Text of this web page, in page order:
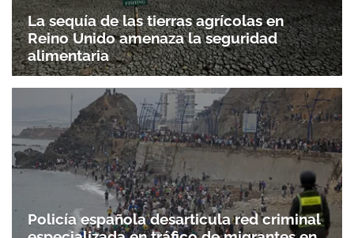
La sequía de las tierras agrícolas en
Reino Unido amenaza la seguridad
alimentaria
Policía española desarticula red criminal